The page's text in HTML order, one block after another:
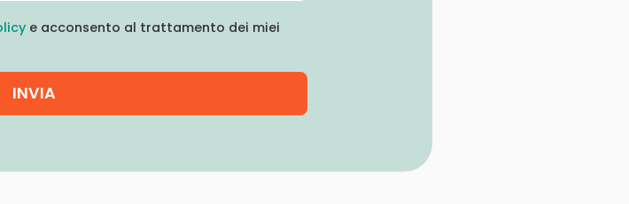
e acconsento al trattamento dei miei
INVIA